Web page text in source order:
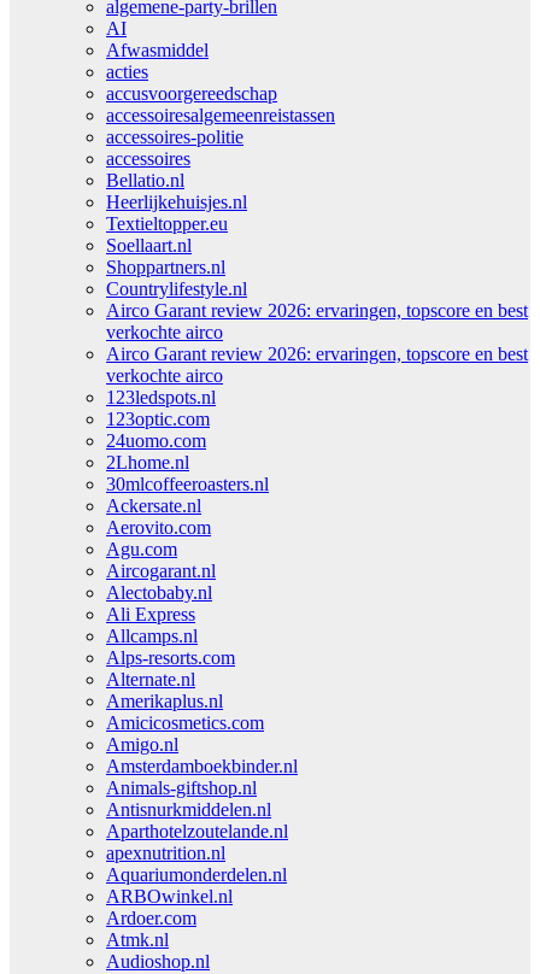
algemene-party-brillen
AI
Afwasmiddel
acties
accusvoorgereedschap
accessoiresalgemeenreistassen
accessoires-politie
accessoires
Bellatio.nl
Heerlijkehuisjes.nl
Textieltopper.eu
Soellaart.nl
Shoppartners.nl
Countrylifestyle.nl
Airco Garant review 2026: ervaringen, topscore en best
verkochte airco
Airco Garant review 2026: ervaringen, topscore en best
verkochte airco
123ledspots.nl
123optic.com
24uomo.com
2Lhome.nl
30mlcoffeeroasters.nl
Ackersate.nl
Aerovito.com
Agu.com
Aircogarant.nl
Alectobaby.nl
Ali Express
Allcamps.nl
Alps-resorts.com
Alternate.nl
Amerikaplus.nl
Amicicosmetics.com
Amigo.nl
Amsterdamboekbinder.nl
Animals-giftshop.nl
Antisnurkmiddelen.nl
Aparthotelzoutelande.nl
apexnutrition.nl
Aquariumonderdelen.nl
ARBOwinkel.nl
Ardoer.com
Atmk.nl
Audioshop.nl